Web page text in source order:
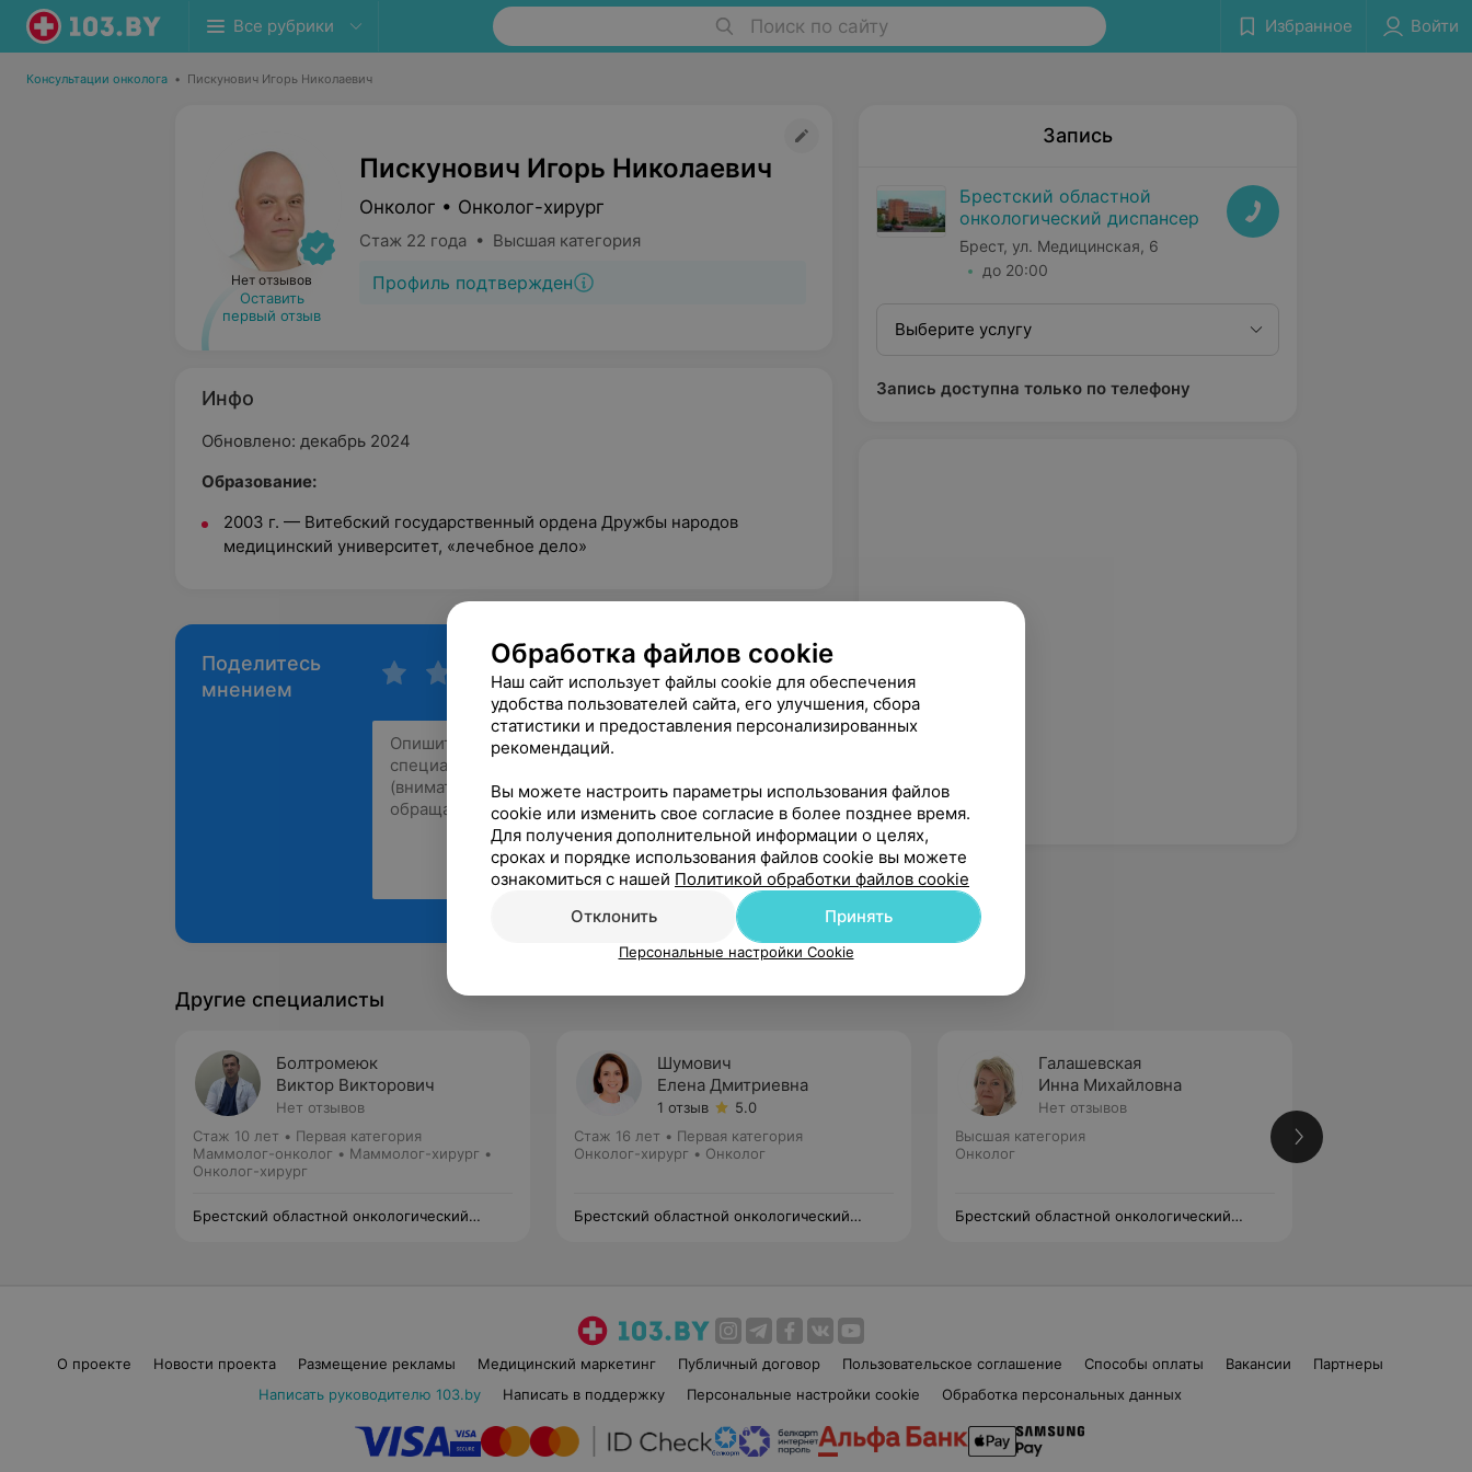
Все рубрики Поиск по сайту Избранное Войти
Консультации онколога • Пискунович Игорь Николаевич
Нет отзывов
Оставить
первый отзыв
Пискунович Игорь Николаевич
Онколог • Онколог-хирург
Стаж 22 года • Высшая категория
Профиль подтвержден
Инфо
Обновлено: декабрь 2024
Образование:
2003 г. — Витебский государственный ордена Дружбы народов
медицинский университет, «лечебное дело»
Поделитесь
мнением
Рекомендую
Запись
Брестский областной
онкологический диспансер
Брест, ул. Медицинская, 6
до 20:00
Выберите услугу
Запись доступна только по телефону
Другие специалисты
Болтромеюк
Виктор Викторович
Нет отзывов
Стаж 10 лет • Первая категория
Маммолог-онколог • Маммолог-хирург •
Онколог-хирург
Брестский областной онкологический
Шумович
Елена Дмитриевна
1 отзыв
5.0
Стаж 16 лет • Первая категория
Онколог-хирург • Онколог
Брестский областной онкологический
Галашевская
Инна Михайловна
Нет отзывов
Высшая категория
Онколог
Брестский областной онкологический
О проекте Новости проекта Размещение рекламы Медицинский маркетинг Публичный договор Пользовательское соглашение Способы оплаты Вакансии
Партнеры
Написать руководителю 103.by
Написать в поддержку Персональные настройки cookie Обработка персональных данных
Обработка файлов cookie
Наш сайт использует файлы cookie для обеспечения
удобства пользователей сайта, его улучшения, сбора
статистики и предоставления персонализированных
рекомендаций.
Вы можете настроить параметры использования файлов
cookie или изменить свое согласие в более позднее время.
Для получения дополнительной информации о целях,
сроках и порядке использования файлов cookie вы можете
ознакомиться с нашей Политикой обработки файлов cookie
Отклонить
Принять
Персональные настройки Cookie